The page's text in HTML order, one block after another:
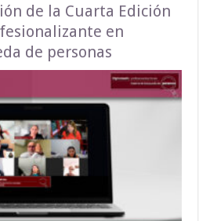
de la Cuarta Edición
en
de personas